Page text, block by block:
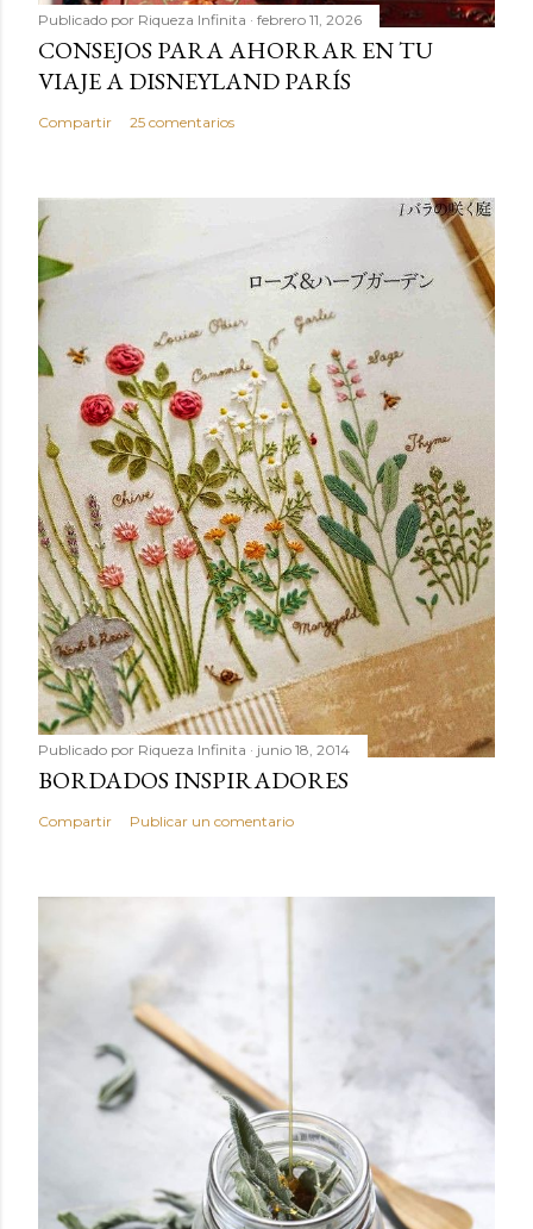
Publicado por Riqueza Infinita febrero 11, 2026
CONSEJOS PARA AHORRAR EN TU
VIAJE A DISNEYLAND PARÍS
Compartir 25 comentarios
Publicado por Riqueza Infinita junio 18, 2014
BORDADOS INSPIRADORES
Compartir Publicar un comentario